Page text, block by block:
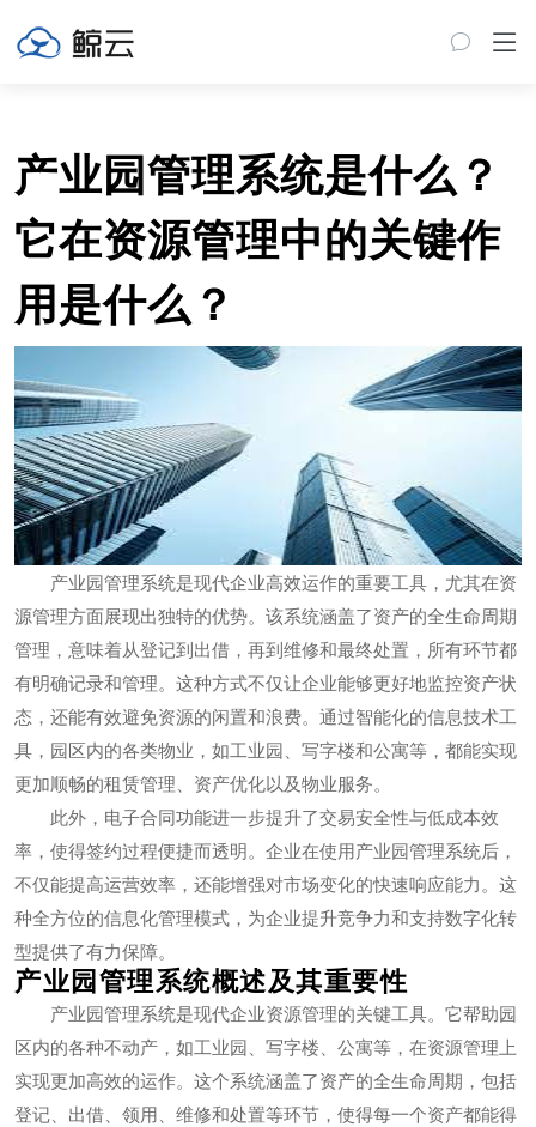
产业园管理系统是什么？
它在资源管理中的关键作
用是什么？
产业园管理系统是现代企业高效运作的重要工具，尤其在资
源管理方面展现出独特的优势。该系统涵盖了资产的全生命周期
管理，意味着从登记到出借，再到维修和最终处置，所有环节都
有明确记录和管理。这种方式不仅让企业能够更好地监控资产状
态，还能有效避免资源的闲置和浪费。通过智能化的信息技术工
具，园区内的各类物业，如工业园、写字楼和公寓等，都能实现
更加顺畅的租赁管理、资产优化以及物业服务。
此外，电子合同功能进一步提升了交易安全性与低成本效
率，使得签约过程便捷而透明。企业在使用产业园管理系统后，
不仅能提高运营效率，还能增强对市场变化的快速响应能力。这
种全方位的信息化管理模式，为企业提升竞争力和支持数字化转
型提供了有力保障。
产业园管理系统概述及其重要性
产业园管理系统是现代企业资源管理的关键工具。它帮助园
区内的各种不动产，如工业园、写字楼、公寓等，在资源管理上
实现更加高效的运作。这个系统涵盖了资产的全生命周期，包括
登记、出借、领用、维修和处置等环节，使得每一个资产都能得